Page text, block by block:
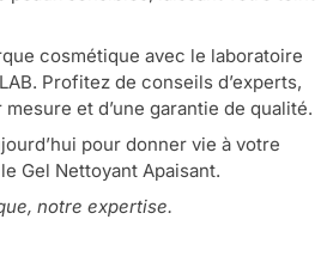
cosmétique avec le laboratoire
Profitez de conseils d’experts,
et d’une garantie de qualité.
pour donner vie à votre
Gel Nettoyant Apaisant.
notre expertise.